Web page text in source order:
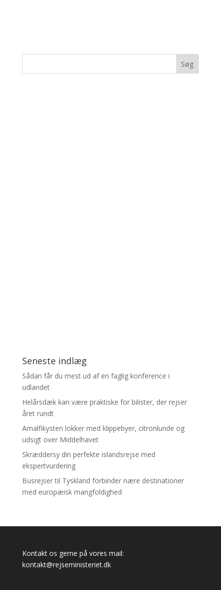
Seneste indlæg
Sådan får du mest ud af en faglig konference i
udlandet
Helårsdæk kan være praktiske for bilister, der rejser
året rundt
Amalfikysten lokker med klippebyer, citronlunde og
udsigt over Middelhavet
Skræddersy din perfekte islandsrejse med
ekspertvurdering
Busrejser til Tyskland forbinder nære destinationer
med europæisk mangfoldighed
Kontakt os gerne på vores mail:
kontakt@rejseministeriet.dk